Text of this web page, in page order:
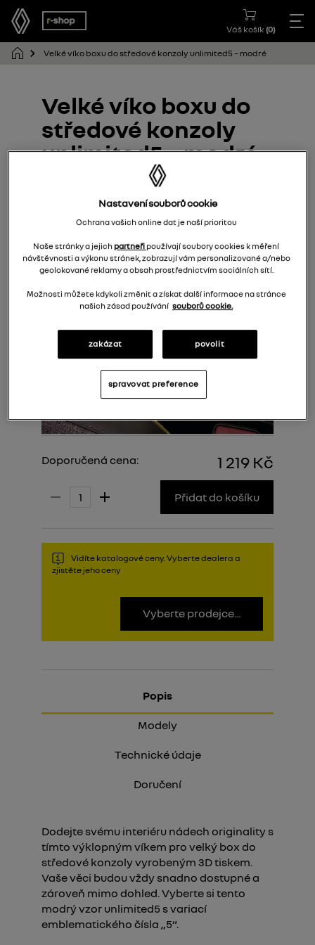
Váš košík (0)
Velké víko boxu do středové konzoly unlimited5 – modré
Velké víko boxu do
středové konzoly
unlimited5 – modré
Doporučená cena: 1 219 Kč
Přidat do košíku
Vidíte katalogové ceny. Vyberte dealera a
zjistěte jeho ceny
Vyberte prodejce...
Popis
Modely
Technické údaje
Doručení
Dodejte svému interiéru nádech originality s
tímto výklopným víkem pro velký box do
středové konzoly vyrobeným 3D tiskem.
Vaše věci budou vždy snadno dostupné a
zároveň mimo dohled. Vyberte si tento
modrý vzor unlimited5 s variací
emblematického čísla „5“.
Nastavení souborů cookie
Ochrana vašich online dat je naší prioritou
Naše stránky a jejich partneři používají soubory cookies k měření
návštěvnosti a výkonu stránek, zobrazují vám personalizované a/nebo
geolokované reklamy a obsah prostřednictvím sociálních sítí.
Možnosti můžete kdykoli změnit a získat další informace na stránce
našich zásad používání souborů cookie.
zakázat povolit
spravovat preference